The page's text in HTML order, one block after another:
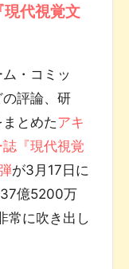
現代視覚文
・コミッ
評論、研
とめたアキ
『現代視覚
が3月17日に
億5200万
常に吹き出し